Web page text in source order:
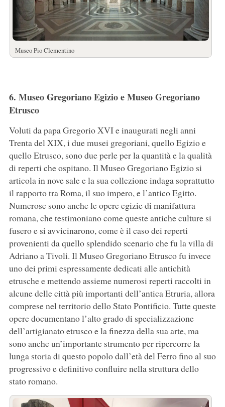
Museo Pio Clementino
6. Museo Gregoriano Egizio e Museo Gregoriano
Etrusco
Voluti da papa Gregorio XVI e inaugurati negli anni
Trenta del XIX, i due musei gregoriani, quello Egizio e
quello Etrusco, sono due perle per la quantità e la qualità
di reperti che ospitano. Il Museo Gregoriano Egizio si
articola in nove sale e la sua collezione indaga soprattutto
il rapporto tra Roma, il suo impero, e l’antico Egitto.
Numerose sono anche le opere egizie di manifattura
romana, che testimoniano come queste antiche culture si
fusero e si avvicinarono, come è il caso dei reperti
provenienti da quello splendido scenario che fu la villa di
Adriano a Tivoli. Il Museo Gregoriano Etrusco fu invece
uno dei primi espressamente dedicati alle antichità
etrusche e mettendo assieme numerosi reperti raccolti in
alcune delle città più importanti dell’antica Etruria, allora
comprese nel territorio dello Stato Pontificio. Tutte queste
opere documentano l’alto grado di specializzazione
dell’artigianato etrusco e la finezza della sua arte, ma
sono anche un’importante strumento per ripercorre la
lunga storia di questo popolo dall’età del Ferro fino al suo
progressivo e definitivo confluire nella struttura dello
stato romano.